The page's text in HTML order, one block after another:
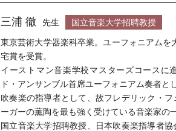
三浦 徹 先生 国立音楽大学招聘教授
東京芸術大学器楽科卒業。ユーフォニアムを
宅賞を受賞。
イーストマン音楽学校マスターズコースに
ド・アンサンブル首席ユーフォニアム奏者と
吹奏楽の指導者として、故フレデリック・
ーガーの薫陶を最も強く受けている音楽家の
国立音楽大学招聘教授、日本吹奏楽指導者